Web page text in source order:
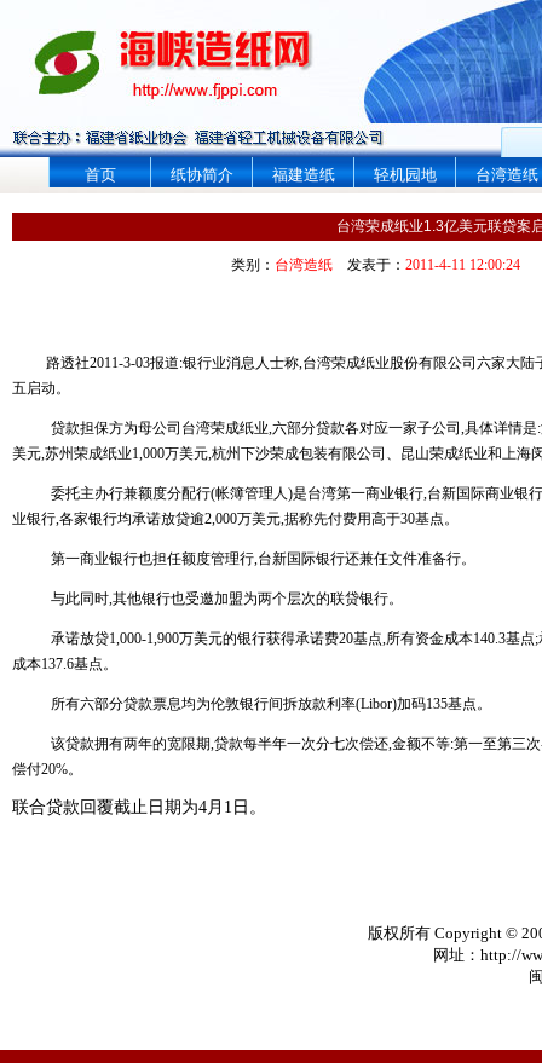
首页 纸协简介 福建造纸 轻机园地 台湾造纸
台湾荣成纸业1.3亿美元联贷案
类别： 台湾造纸发表于： 2011-4-11 12:00:24
路透社2011-3-03报道:银行业消息人士称,台湾荣成纸业股份有限公司六家大陆
五启动。
贷款担保方为母公司台湾荣成纸业,六部分贷款各对应一家子公司,具体详情是:
美元,苏州荣成纸业1,000万美元,杭州下沙荣成包装有限公司、昆山荣成纸业和上海
委托主办行兼额度分配行(帐簿管理人)是台湾第一商业银行,台新国际商业银
业银行,各家银行均承诺放贷逾2,000万美元,据称先付费用高于30基点。
第一商业银行也担任额度管理行,台新国际银行还兼任文件准备行。
与此同时,其他银行也受邀加盟为两个层次的联贷银行。
承诺放贷1,000-1,900万美元的银行获得承诺费20基点,所有资金成本140.3基点;
成本137.6基点。
所有六部分贷款票息均为伦敦银行间拆放款利率(Libor)加码135基点。
该贷款拥有两年的宽限期,贷款每半年一次分七次偿还,金额不等:第一至第三
偿付20%。
联合贷款回覆截止日期为4月 1 日。
版权所有 Copyright ©
网址：http://